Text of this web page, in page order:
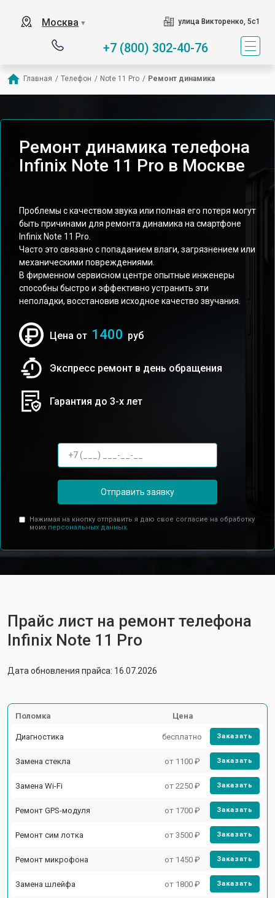
Москва ▼ улица Викторенко, 5с1
+7 (800) 302-40-76
Главная / Телефон / Note 11 Pro / Ремонт динамика
Ремонт динамика телефона
Infinix Note 11 Pro в Москве
Проблемы с качеством звука или полная его потеря могут
быть причинами для ремонта динамика на смартфоне
Infinix Note 11 Pro.
Часто это связано с попаданием влаги, загрязнением или
механическими повреждениями.
В фирменном сервисном центре опытные инженеры
способны быстро и эффективно устранить эти
неполадки, восстановив исходное качество звучания.
Цена от 1400 руб
Экспресс ремонт в день обращения
Гарантия до 3-х лет
Отправить заявку
Нажимая на кнопку отправить я даю свое согласие на обработку
моих персональных данных.
Прайс лист на ремонт телефона
Infinix Note 11 Pro
Дата обновления прайса: 16.07.2026
Поломка Цена
Диагностика бесплатно Заказать
Замена стекла от 1100 ₽ Заказать
Замена Wi-Fi от 2250 ₽ Заказать
Ремонт GPS-модуля от 1700 ₽ Заказать
Ремонт сим лотка от 3500 ₽ Заказать
Ремонт микрофона от 1450 ₽ Заказать
Замена шлейфа от 1800 ₽ Заказать